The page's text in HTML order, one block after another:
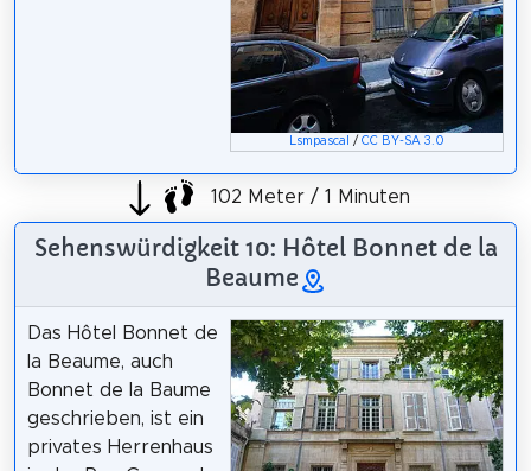
Lsmpascal /CC BY-SA 3.0
102 Meter / 1 Minuten
Sehenswürdigkeit 10: Hôtel Bonnet de la
Beaume
Das Hôtel Bonnet de
la Beaume, auch
Bonnet de la Baume
geschrieben, ist ein
privates Herrenhaus